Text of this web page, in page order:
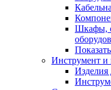
Шкафы,
Инструмент и
Изделия